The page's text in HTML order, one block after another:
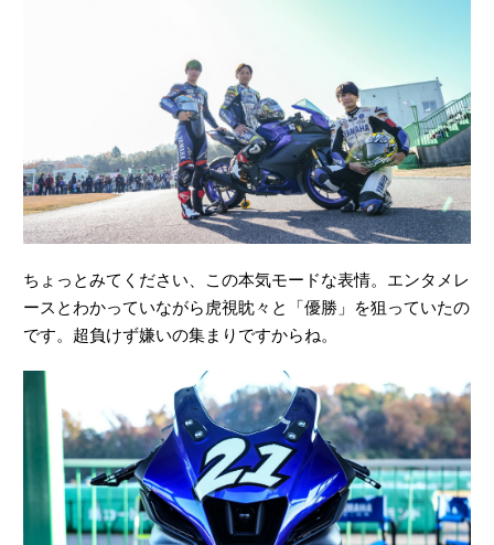
ちょっとみてください、この本気モードな表情。エンタメレ
ースとわかっていながら虎視眈々と「優勝」を狙っていたの
です。超負けず嫌いの集まりですからね。